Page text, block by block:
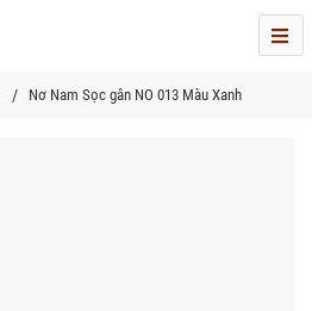
Nơ Nam Sọc gân NO 013 Màu Xanh